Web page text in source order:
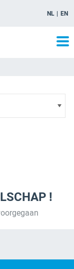
NL EN
!